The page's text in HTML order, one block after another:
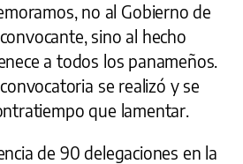
no al Gobierno de
sino al hecho
a todos los panameños.
se realizó y se
que lamentar.
de 90 delegaciones en la